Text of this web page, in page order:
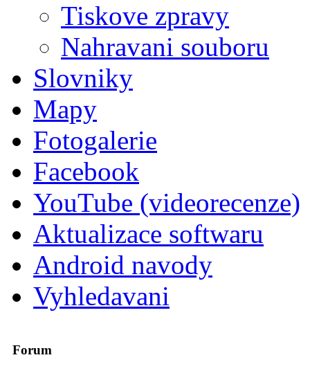
Tiskove zpravy
Nahravani souboru
Slovniky
Mapy
Fotogalerie
Facebook
YouTube (videorecenze)
Aktualizace softwaru
Android navody
Vyhledavani
Forum